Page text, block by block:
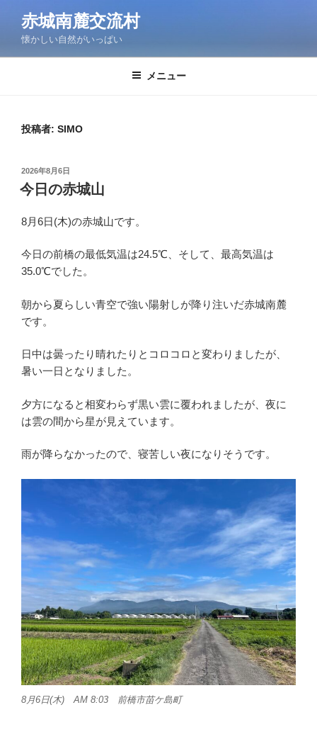
ン
赤城南麓交流村
懐かしい自然がいっぱい
メニュー
投稿者: SIMO
投
稿
日:
2026年8月6日
今日の赤城山
8月6日(木)の赤城山です。
今日の前橋の最低気温は24.5℃、そして、最高気温は
35.0℃でした。
朝から夏らしい青空で強い陽射しが降り注いだ赤城南麓
です。
日中は曇ったり晴れたりとコロコロと変わりましたが、
暑い一日となりました。
夕方になると相変わらず黒い雲に覆われましたが、夜に
は雲の間から星が見えています。
雨が降らなかったので、寝苦しい夜になりそうです。
8月6日(木) AM 8:03 前橋市苗ケ島町